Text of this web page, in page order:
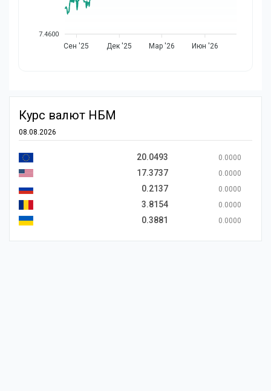
7.4600
Сен '25 Дек '25 Мар '26 Июн '26
Курс валют НБМ
08.08.2026
20.0493 0.0000
17.3737 0.0000
0.2137 0.0000
3.8154 0.0000
0.3881 0.0000